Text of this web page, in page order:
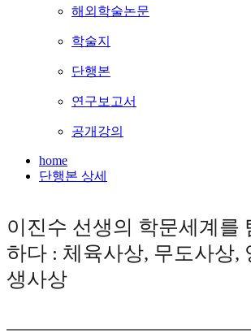
해외학술논문
학술지
단행본
연구보고서
공개강의
home
단행본 상세
이진수 선생의 학문세계를
하다 : 체육사상, 무도사상,
생사상